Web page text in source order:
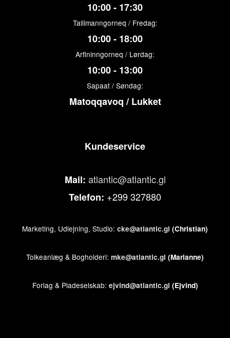
10:00 - 17:30
Tallimanngorneq / Fredag:
10:00 - 18:00
Arfininngorneq / Lørdag:
10:00 - 13:00
Sapaat / Søndag:
Matoqqavoq / Lukket
Kundeservice
Mail: atlantic@atlantic.gl
Telefon: +299 327880
Marketing, Udlejning, Studio: cke@atlantic.gl (Christian)
Tolkeanlæg & Bogholderi: mke@atlantic.gl (Marianne)
Forlag & Pladeselskab: ejvind@atlantic.gl (Ejvind)